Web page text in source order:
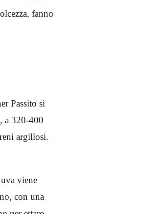
fanno
Passito si
a 320-400
argillosi.
viene
con una